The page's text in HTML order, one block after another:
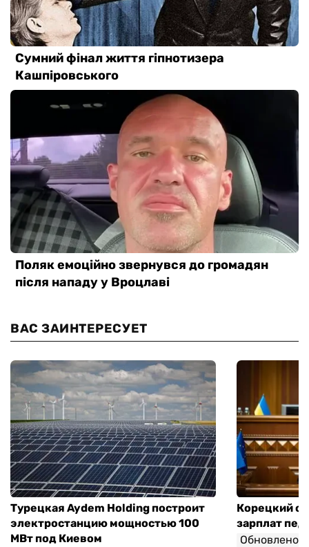
ВАС ЗАИНТЕРЕСУЕТ
Турецкая Aydem Holding построит
электростанцию мощностью 100
МВт под Киевом
Корецкий
зарплат
Обновлено